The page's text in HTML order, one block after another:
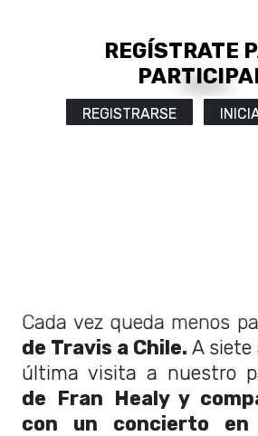
REGÍSTRATE
REGISTRARSE
Cada vez queda menos
de Travis a Chile. A siete
última visita a nuestro
de Fran Healy y
con un concierto en